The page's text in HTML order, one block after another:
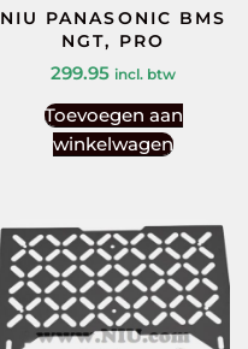
NIU PANASONIC BMS
NGT, PRO
299.95 incl. btw
Toevoegen aan
winkelwagen